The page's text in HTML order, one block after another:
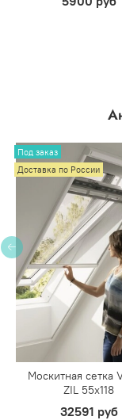
Под заказ
Доставка по России
Москитная сетка
ZIL 55х118
32591 руб